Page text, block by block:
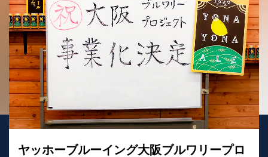
ヤッホーブルーイング大阪ブルワリープロ